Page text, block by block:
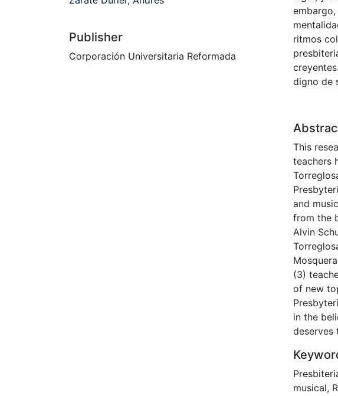
Publisher
Corporación Universitaria Reformada
ritmos
digno de
This
teachers
and
from the
Alvin
(3)
of new
in the
deserves
musical,